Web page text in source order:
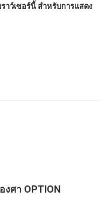
าว์เซอร์นี้ สำหรับการแสดง
ศา OPTION